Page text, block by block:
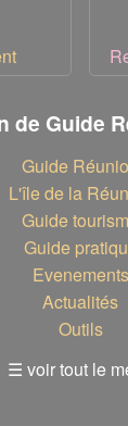
de Guide
Guide
L'île de la
Guide
Guide
Evenements
Actualités
Outils
☰ voir tout le